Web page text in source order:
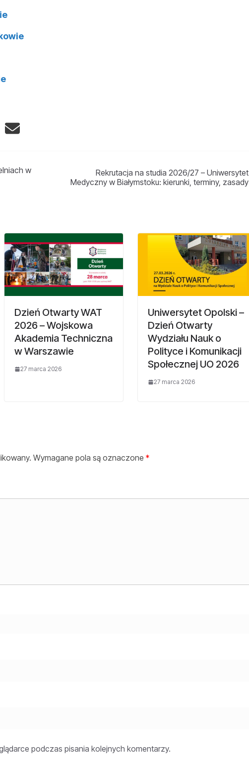
w
Rekrutacja na studia 2026/27 – Uniwersytet
Medyczny w Białymstoku: kierunki, terminy, zasady
Dzień Otwarty WAT
2026 – Wojskowa
Akademia Techniczna
w Warszawie
27 marca 2026
Uniwersytet Opolski –
Dzień Otwarty
Wydziału Nauk o
Polityce i Komunikacji
Społecznej UO 2026
27 marca 2026
Wymagane pola są oznaczone *
podczas pisania kolejnych komentarzy.